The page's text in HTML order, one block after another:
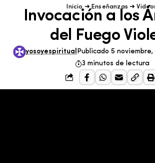
Inicio ➜ Enseñanzas ➜
Invocación a los
del Fuego
yosoyespiritual Publicado 5 noviembre,
3 minutos de lectura